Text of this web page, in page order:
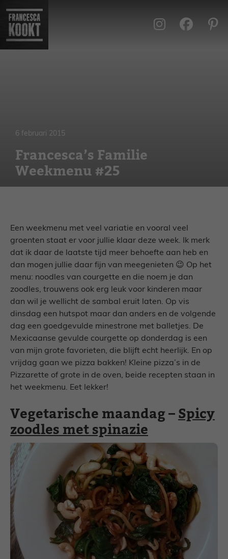
naar
inhoud
6 februari 2015
Francesca’s Familie
Weekmenu #25
Een weekmenu met veel variatie en vooral veel
groenten staat er voor jullie klaar deze week. Ik merk
dat ik daar de laatste tijd meer behoefte aan heb en
dan mogen jullie daar fijn van meegenieten 😉 Op het
menu: noodles van courgette en die noem je dan
zoodles, trouwens ook erg leuk voor kinderen maar
dan wil je wellicht de sambal eruit laten. Op vis
dinsdag een hutspot maar dan anders en de volgende
dag een goedgevulde minestrone met balletjes. De
Mexicaanse gevulde courgette op donderdag is een
van mijn grote favorieten, die blijft echt heerlijk. En op
vrijdag gaan we pizza bakken! Kleine pizza’s in de
Pizzarette of grote in de oven, beide recepten staan in
het weekmenu. Eet lekker!
Vegetarische maandag – Spicy
zoodles met spinazie